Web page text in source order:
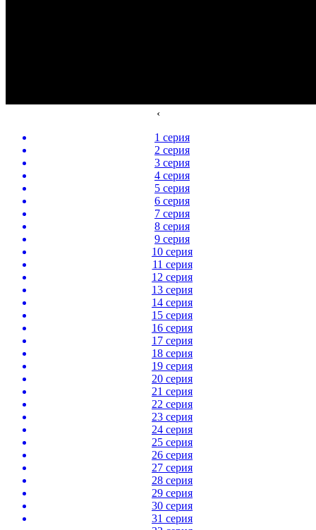
‹
1 серия
2 серия
3 серия
4 серия
5 серия
6 серия
7 серия
8 серия
9 серия
10 серия
11 серия
12 серия
13 серия
14 серия
15 серия
16 серия
17 серия
18 серия
19 серия
20 серия
21 серия
22 серия
23 серия
24 серия
25 серия
26 серия
27 серия
28 серия
29 серия
30 серия
31 серия